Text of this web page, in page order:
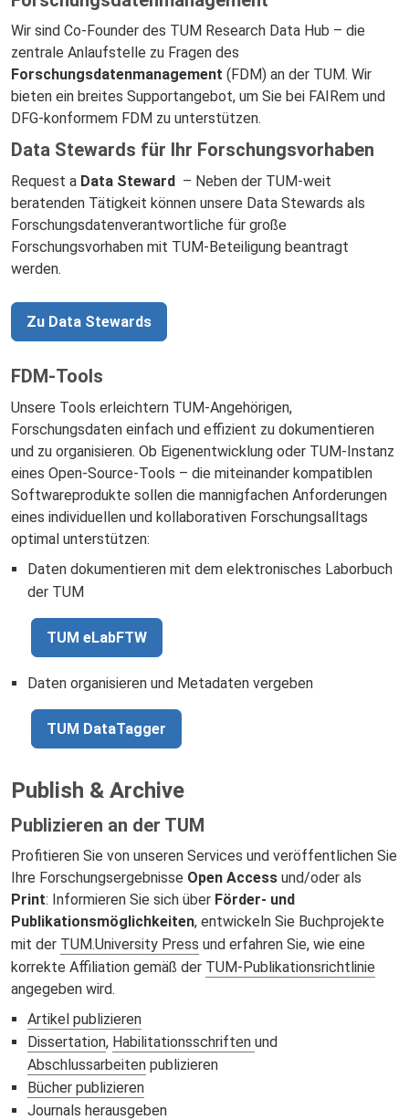
Wir sind Co-Founder des TUM Research Data Hub – die
zentrale Anlaufstelle zu Fragen des
Forschungsdatenmanagement (FDM) an der TUM. Wir
bieten ein breites Supportangebot, um Sie bei FAIRem und
DFG-konformem FDM zu unterstützen.
Data Stewards für Ihr Forschungsvorhaben
Request a Data Steward – Neben der TUM-weit
beratenden Tätigkeit können unsere Data Stewards als
Forschungsdatenverantwortliche für große
Forschungsvorhaben mit TUM-Beteiligung beantragt
werden.
Zu Data Stewards
FDM-Tools
Unsere Tools erleichtern TUM-Angehörigen,
Forschungsdaten einfach und effizient zu dokumentieren
und zu organisieren. Ob Eigenentwicklung oder TUM-Instanz
eines Open-Source-Tools – die miteinander kompatiblen
Softwareprodukte sollen die mannigfachen Anforderungen
eines individuellen und kollaborativen Forschungsalltags
optimal unterstützen:
Daten dokumentieren mit dem elektronisches Laborbuch
der TUM
TUM eLabFTW
Daten organisieren und Metadaten vergeben
TUM DataTagger
Publish & Archive
Publizieren an der TUM
Profitieren Sie von unseren Services und veröffentlichen Sie
Ihre Forschungsergebnisse Open Access und/oder als
Print: Informieren Sie sich über Förder‑ und
Publikationsmöglichkeiten, entwickeln Sie Buchprojekte
mit der TUM.University Press und erfahren Sie, wie eine
korrekte Affiliation gemäß der TUM‑Publikationsrichtlinie
angegeben wird.
Artikel publizieren
Dissertation, Habilitationsschriften und
Abschlussarbeitenpublizieren
Bücher publizieren
Journals herausgeben